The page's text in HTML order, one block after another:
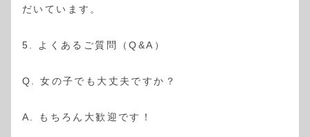
だいています。
5. よくあるご質問（Q&A）
Q. 女の子でも大丈夫ですか？
A. もちろん大歓迎です！